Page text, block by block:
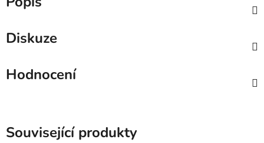
Diskuze
Hodnocení
Související produkty